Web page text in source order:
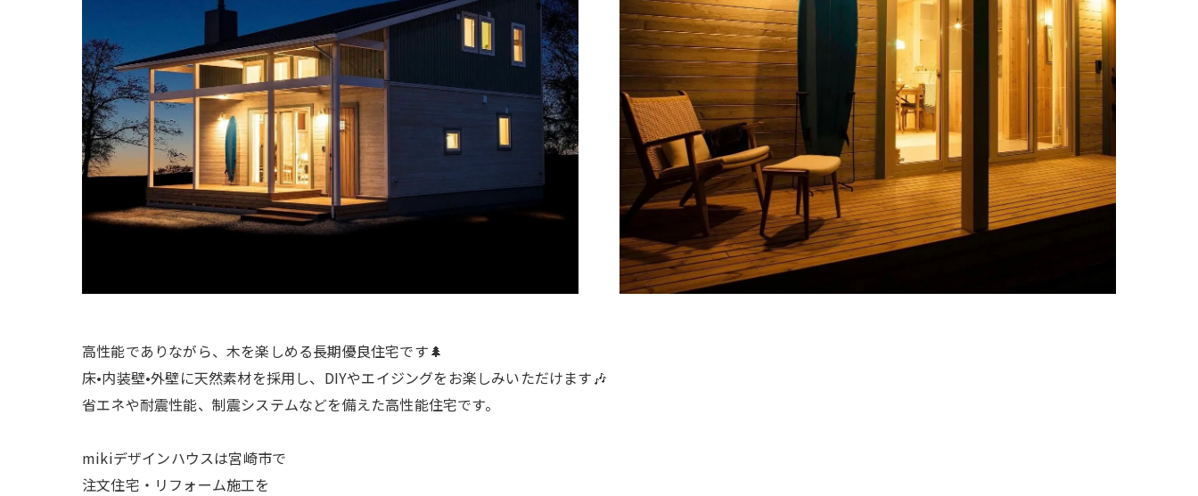
高性能でありながら、木を楽しめる長期優良住宅です🌲
床•内装壁•外壁に天然素材を採用し、DIYやエイジングをお楽しみいただけます🎶
省エネや耐震性能、制震システムなどを備えた高性能住宅です。
mikiデザインハウスは宮崎市で
注文住宅・リフォーム施工を